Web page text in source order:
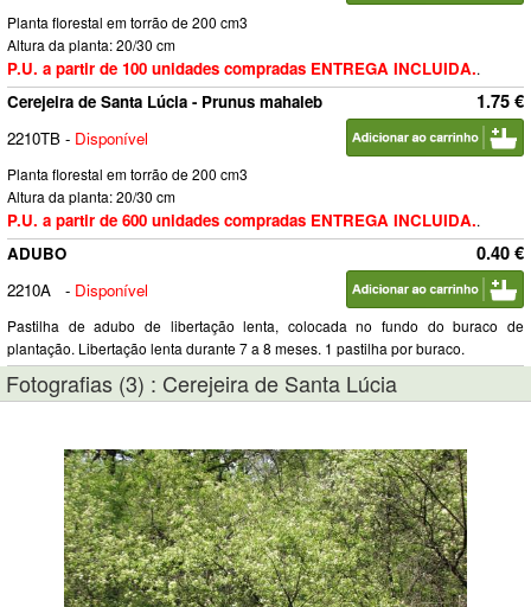
Planta florestal em torrão de 200 cm3
Altura da planta: 20/30 cm
P.U. a partir de 100 unidades compradas ENTREGA INCLUIDA..
1.75 €
Cerejeira de Santa Lúcia - Prunus mahaleb
2210TB - Disponível
Planta florestal em torrão de 200 cm3
Altura da planta: 20/30 cm
P.U. a partir de 600 unidades compradas ENTREGA INCLUIDA..
0.40 €
ADUBO
2210A
- Disponível
Pastilha de adubo de libertação lenta, colocada no fundo do buraco de
plantação. Libertação lenta durante 7 a 8 meses. 1 pastilha por buraco.
Fotografias (3) : Cerejeira de Santa Lúcia